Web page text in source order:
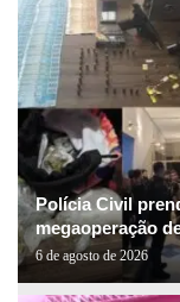
Polícia Civil
megaoperação
6 de agosto de 2026